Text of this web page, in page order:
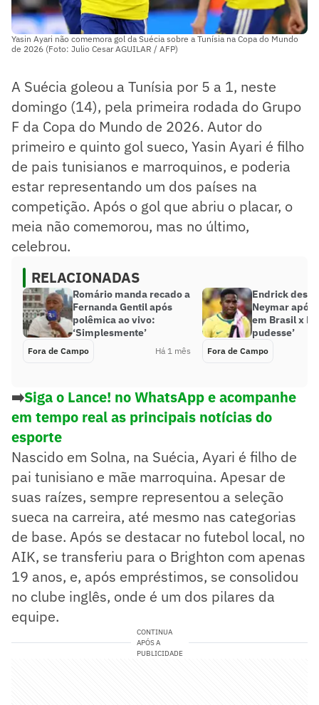
Yasin Ayari não comemora gol da Suécia sobre a Tunísia na Copa do Mundo
de 2026 (Foto: Julio Cesar AGUILAR / AFP)
A Suécia goleou a Tunísia por 5 a 1, neste
domingo (14), pela primeira rodada do Grupo
F da Copa do Mundo de 2026. Autor do
primeiro e quinto gol sueco, Yasin Ayari é filho
de pais tunisianos e marroquinos, e poderia
estar representando um dos países na
competição. Após o gol que abriu o placar, o
meia não comemorou, mas no último,
celebrou.
RELACIONADAS
Romário manda recado a
Fernanda Gentil após
polêmica ao vivo:
‘Simplesmente’
Fora de Campo Há 1 mês
Endrick
Neymar após
em Brasil x
pudesse’
Fora de Campo
➡️Siga o Lance! no WhatsApp e acompanhe
em tempo real as principais notícias do
esporte
Nascido em Solna, na Suécia, Ayari é filho de
pai tunisiano e mãe marroquina. Apesar de
suas raízes, sempre representou a seleção
sueca na carreira, até mesmo nas categorias
de base. Após se destacar no futebol local, no
AIK, se transferiu para o Brighton com apenas
19 anos, e, após empréstimos, se consolidou
no clube inglês, onde é um dos pilares da
equipe.
CONTINUA
APÓS A
PUBLICIDADE